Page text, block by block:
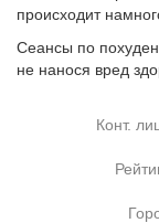
происходит
Сеансы по
не нанося вред
Конт.